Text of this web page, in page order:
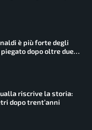
è più forte degli
dopo oltre due
riscrive la storia:
dopo trent’anni